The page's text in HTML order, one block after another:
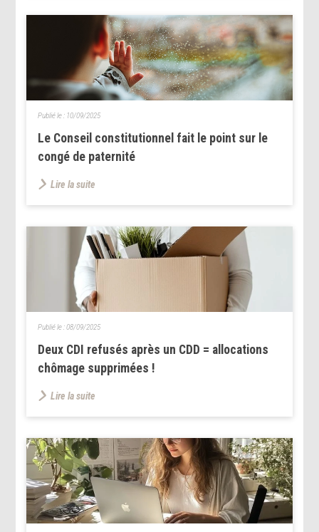
Le Conseil constitutionnel fait le point sur le
congé de paternité
Publié le : 10/09/2025
Lire la suite
Deux CDI refusés après un CDD = allocations
chômage supprimées !
Publié le :08/09/2025
Lire la suite